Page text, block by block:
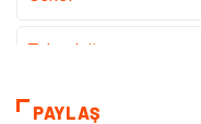
Teknoloji
Tatil
PAYLAŞ